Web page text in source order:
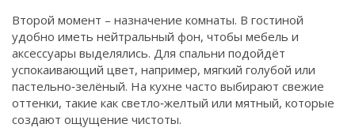
Второй момент – назначение комнаты. В гостиной
удобно иметь нейтральный фон, чтобы мебель и
аксессуары выделялись. Для спальни подойдёт
успокаивающий цвет, например, мягкий голубой или
пастельно‑зелёный. На кухне часто выбирают свежие
оттенки, такие как светло‑желтый или мятный, которые
создают ощущение чистоты.